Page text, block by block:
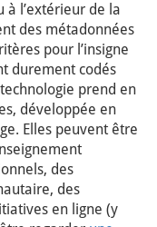
à l’extérieur de la
des métadonnées
pour l’insigne
durement codés
prend en
développée en
Elles peuvent être
des
des
en ligne (y